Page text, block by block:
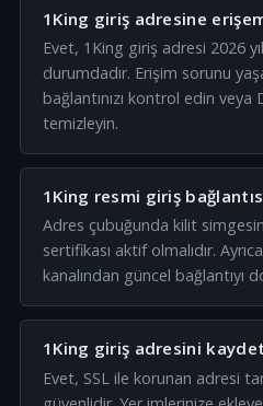
1King giriş adresine
Evet, 1King giriş adresi 2026
durumdadır. Erişim sorunu
bağlantınızı kontrol edin veya
temizleyin.
1King resmi giriş
Adres çubuğunda kilit
sertifikası aktif olmalıdır.
kanalından güncel bağlantıyı
1King giriş adresini
Evet, SSL ile korunan adresi